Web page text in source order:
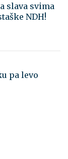
slava svima
NDH!
pa levo